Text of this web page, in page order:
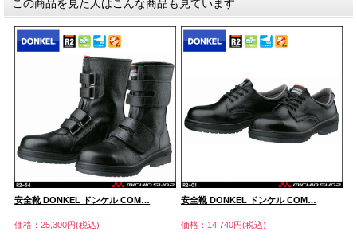
この商品を見た人はこんな商品も見ています
安全靴 DONKEL ドンケル COM…
価格：25,300円(税込)
安全靴 DONKEL ドンケル COM…
価格：14,740円(税込)